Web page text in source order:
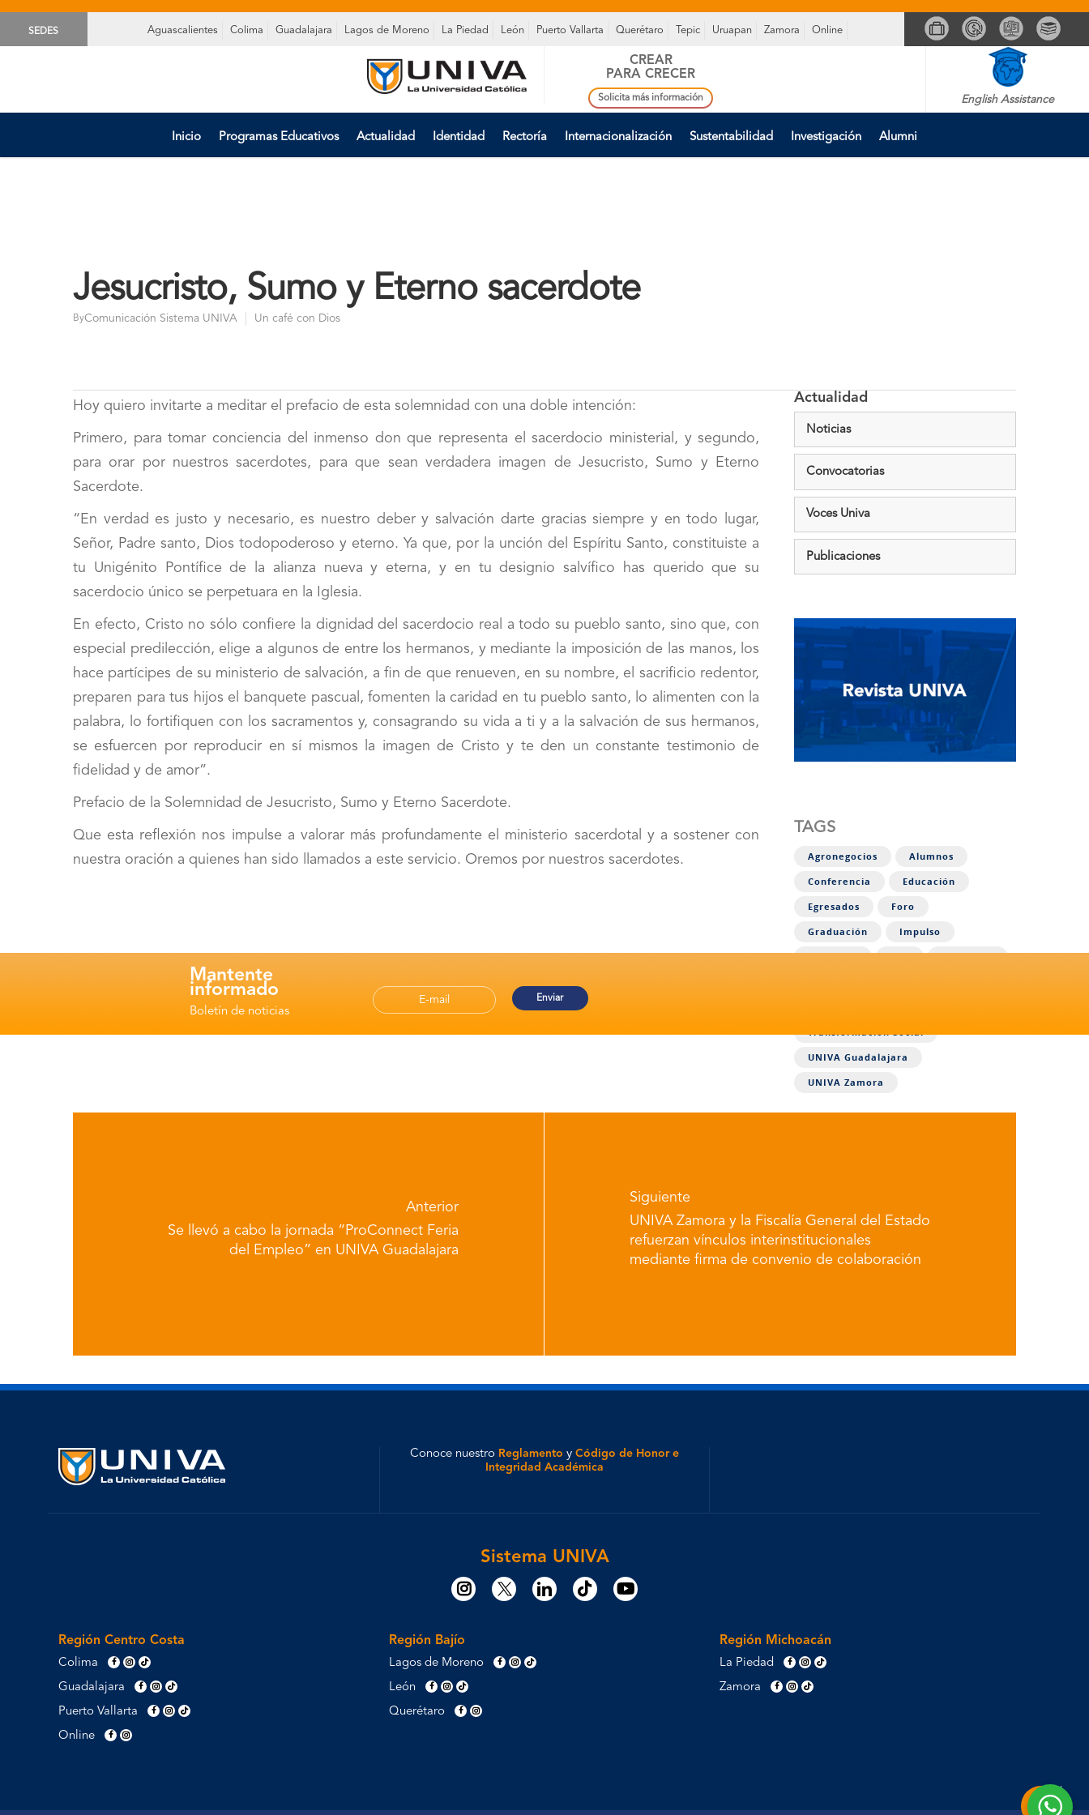
SEDES Aguascalientes Colima Guadalajara Lagos de Moreno La Piedad León Puerto Vallarta Querétaro Tepic Uruapan Zamora Online
CREAR
PARA CRECER
Solicita más información English Assistance
Inicio Programas Educativos Actualidad Identidad Rectoría Internacionalización Sustentabilidad Investigación Alumni
Jesucristo, Sumo y Eterno sacerdote
ByComunicación Sistema UNIVA Un café con Dios
Hoy quiero invitarte a meditar el prefacio de esta solemnidad con una doble intención:
Primero, para tomar conciencia del inmenso don que representa el sacerdocio ministerial, y segundo,
para orar por nuestros sacerdotes, para que sean verdadera imagen de Jesucristo, Sumo y Eterno
Sacerdote.
“En verdad es justo y necesario, es nuestro deber y salvación darte gracias siempre y en todo lugar,
Señor, Padre santo, Dios todopoderoso y eterno. Ya que, por la unción del Espíritu Santo, constituiste a
tu Unigénito Pontífice de la alianza nueva y eterna, y en tu designio salvífico has querido que su
sacerdocio único se perpetuara en la Iglesia.
En efecto, Cristo no sólo confiere la dignidad del sacerdocio real a todo su pueblo santo, sino que, con
especial predilección, elige a algunos de entre los hermanos, y mediante la imposición de las manos, los
hace partícipes de su ministerio de salvación, a fin de que renueven, en su nombre, el sacrificio redentor,
preparen para tus hijos el banquete pascual, fomenten la caridad en tu pueblo santo, lo alimenten con la
palabra, lo fortifiquen con los sacramentos y, consagrando su vida a ti y a la salvación de sus hermanos,
se esfuercen por reproducir en sí mismos la imagen de Cristo y te den un constante testimonio de
fidelidad y de amor”.
Prefacio de la Solemnidad de Jesucristo, Sumo y Eterno Sacerdote.
Que esta reflexión nos impulse a valorar más profundamente el ministerio sacerdotal y a sostener con
nuestra oración a quienes han sido llamados a este servicio. Oremos por nuestros sacerdotes.
Mantente
informado
Boletín de noticias
Actualidad
Noticias
Convocatorias
Voces Univa
Publicaciones
TAGS
Agronegocios Alumnos
Conferencia Educación
Egresados Foro
Graduación Impulso
Transformación Social
UNIVA Guadalajara
UNIVA Zamora
Anterior
Se llevó a cabo la jornada “ProConnect Feria
del Empleo” en UNIVA Guadalajara
Siguiente
UNIVA Zamora y la Fiscalía General del Estado
refuerzan vínculos interinstitucionales
mediante firma de convenio de colaboración
Share
Conoce nuestro Reglamento y Código de Honor e
Integridad Académica
Sistema UNIVA
Región Centro Costa
Colima
Guadalajara
Puerto Vallarta
Online
Región Bajío
Lagos de Moreno
León
Querétaro
Región Michoacán
La Piedad
Zamora